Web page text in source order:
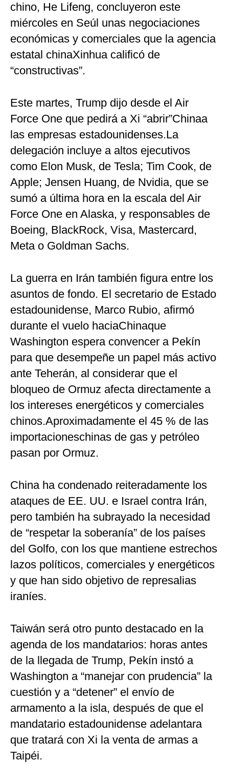
chino, He Lifeng, concluyeron este
miércoles en Seúl unas negociaciones
económicas y comerciales que la agencia
estatal chinaXinhua calificó de
“constructivas”.
Este martes, Trump dijo desde el Air
Force One que pedirá a Xi “abrir”Chinaa
las empresas estadounidenses.La
delegación incluye a altos ejecutivos
como Elon Musk, de Tesla; Tim Cook, de
Apple; Jensen Huang, de Nvidia, que se
sumó a última hora en la escala del Air
Force One en Alaska, y responsables de
Boeing, BlackRock, Visa, Mastercard,
Meta o Goldman Sachs.
La guerra en Irán también figura entre los
asuntos de fondo. El secretario de Estado
estadounidense, Marco Rubio, afirmó
durante el vuelo haciaChinaque
Washington espera convencer a Pekín
para que desempeñe un papel más activo
ante Teherán, al considerar que el
bloqueo de Ormuz afecta directamente a
los intereses energéticos y comerciales
chinos.Aproximadamente el 45 % de las
importacioneschinas de gas y petróleo
pasan por Ormuz.
China ha condenado reiteradamente los
ataques de EE. UU. e Israel contra Irán,
pero también ha subrayado la necesidad
de “respetar la soberanía” de los países
del Golfo, con los que mantiene estrechos
lazos políticos, comerciales y energéticos
y que han sido objetivo de represalias
iraníes.
Taiwán será otro punto destacado en la
agenda de los mandatarios: horas antes
de la llegada de Trump, Pekín instó a
Washington a “manejar con prudencia” la
cuestión y a “detener” el envío de
armamento a la isla, después de que el
mandatario estadounidense adelantara
que tratará con Xi la venta de armas a
Taipéi.